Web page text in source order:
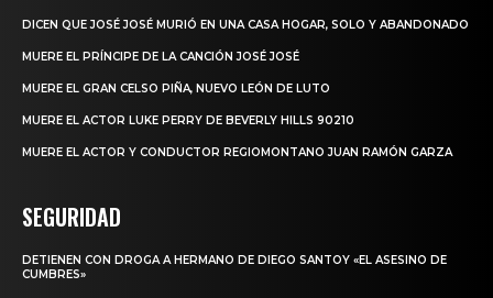
DICEN QUE JOSÉ JOSÉ MURIÓ EN UNA CASA HOGAR, SOLO Y ABANDONADO
MUERE EL PRÍNCIPE DE LA CANCIÓN JOSÉ JOSÉ
MUERE EL GRAN CELSO PIÑA, NUEVO LEÓN DE LUTO
MUERE EL ACTOR LUKE PERRY DE BEVERLY HILLS 90210
MUERE EL ACTOR Y CONDUCTOR REGIOMONTANO JUAN RAMÓN GARZA
SEGURIDAD
DETIENEN CON DROGA A HERMANO DE DIEGO SANTOY «EL ASESINO DE
CUMBRES»